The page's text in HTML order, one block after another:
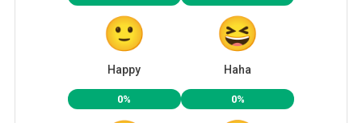
Happy Haha
0% 0%